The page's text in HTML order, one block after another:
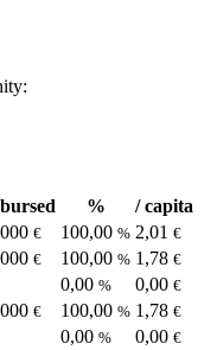
%
/ capita
€ 100,00 % 2,01 €
€ 100,00 % 1,78 €
0,00 % 0,00 €
€ 100,00 % 1,78 €
0,00 % 0,00 €